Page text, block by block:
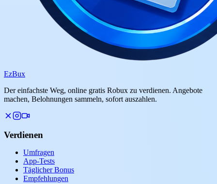
EzBux
Der einfachste Weg, online gratis Robux zu verdienen. Angebote
machen, Belohnungen sammeln, sofort auszahlen.
Verdienen
Umfragen
App-Tests
Täglicher Bonus
Empfehlungen